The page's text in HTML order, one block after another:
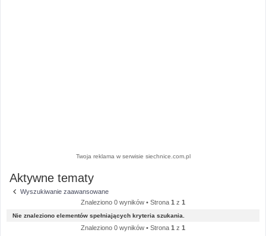
Twoja reklama w serwisie siechnice.com.pl
Aktywne tematy
Wyszukiwanie zaawansowane
Znaleziono 0 wyników • Strona 1 z 1
Nie znaleziono elementów spełniających kryteria szukania.
Znaleziono 0 wyników • Strona 1 z 1